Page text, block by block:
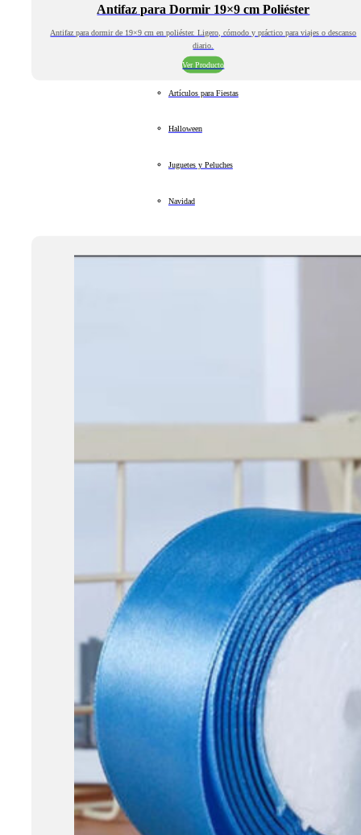
Antifaz para Dormir 19×9 cm Poliéster
Antifaz para dormir de 19×9 cm en poliéster. Ligero, cómodo y práctico para viajes o descanso
diario.
Ver Producto
Artículos para Fiestas
Halloween
Juguetes y Peluches
Navidad